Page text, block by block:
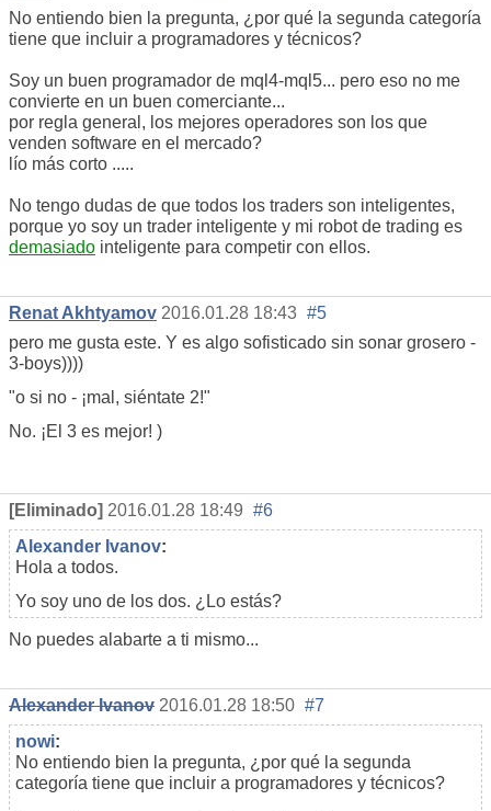
No entiendo bien la pregunta, ¿por qué la segunda categoría
tiene que incluir a programadores y técnicos?
Soy un buen programador de mql4-mql5... pero eso no me
convierte en un buen comerciante...
por regla general, los mejores operadores son los que
venden software en el mercado?
lío más corto .....
No tengo dudas de que todos los traders son inteligentes,
porque yo soy un trader inteligente y mi robot de trading es
demasiado inteligente para competir con ellos.
Renat Akhtyamov 2016.01.28 18:43 #5
pero me gusta este. Y es algo sofisticado sin sonar grosero -
3-boys))))
"o si no - ¡mal, siéntate 2!"
No. ¡El 3 es mejor! )
[Eliminado] 2016.01.28 18:49 #6
Alexander Ivanov:
Hola a todos.
Yo soy uno de los dos. ¿Lo estás?
No puedes alabarte a ti mismo...
Alexander Ivanov 2016.01.28 18:50 #7
nowi:
No entiendo bien la pregunta, ¿por qué la segunda
categoría tiene que incluir a programadores y técnicos?